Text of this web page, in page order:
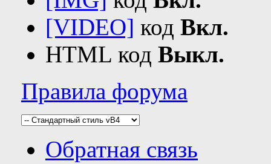
[IMG]кодВкл.
[VIDEO]кодВкл.
HTML кодВыкл.
Правила форума